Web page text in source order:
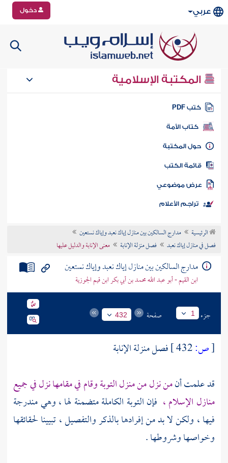
عربي دخول
المكتبة الإسلامية
كتب PDF
كتاب الأمة
المكتبة
الكتب
موضوعي
تراجم الأعلام
الرئيسية
مدارج السالكين بين منازل إياك نعبد وإياك نستعين
فصل في منازل إياك نعبد
فصل منزلة الإنابة معنى الإنابة والدليل عليها
مدارج السالكين بين منازل إياك نعبد وإياك نستعين
ابن القيم - أبو عبد الله محمد بن أبي بكر ابن قيم الجوزية
جزء 1 صفحة 432
[ص:
فصل منزلة الإنابة
قد علمت أنمن نزل من منزل التوبة وقام في مقامها نزل في جميع
منازل الإسلام ، فإن التوبة الكاملة متضمنة لها ، وهي مندرجة
فيها ، ولكن لا بد من إفرادها بالذكر والتفصيل ، تبيينا لحقائقها
وخواصها وشروطها .